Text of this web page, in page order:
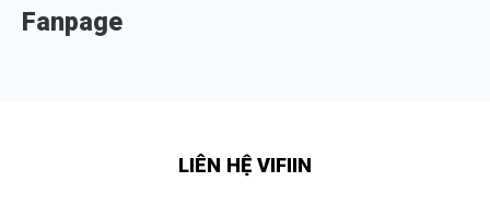
Fanpage
LIÊN HỆ VIFIIN